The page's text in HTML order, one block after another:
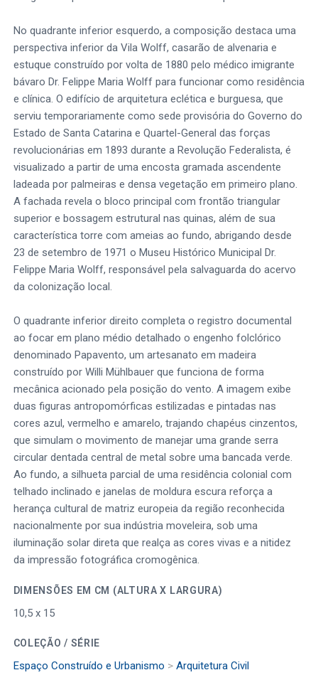
No quadrante inferior esquerdo, a composição destaca uma
perspectiva inferior da Vila Wolff, casarão de alvenaria e
estuque construído por volta de 1880 pelo médico imigrante
bávaro Dr. Felippe Maria Wolff para funcionar como residência
e clínica. O edifício de arquitetura eclética e burguesa, que
serviu temporariamente como sede provisória do Governo do
Estado de Santa Catarina e Quartel-General das forças
revolucionárias em 1893 durante a Revolução Federalista, é
visualizado a partir de uma encosta gramada ascendente
ladeada por palmeiras e densa vegetação em primeiro plano.
A fachada revela o bloco principal com frontão triangular
superior e bossagem estrutural nas quinas, além de sua
característica torre com ameias ao fundo, abrigando desde
23 de setembro de 1971 o Museu Histórico Municipal Dr.
Felippe Maria Wolff, responsável pela salvaguarda do acervo
da colonização local.
O quadrante inferior direito completa o registro documental
ao focar em plano médio detalhado o engenho folclórico
denominado Papavento, um artesanato em madeira
construído por Willi Mühlbauer que funciona de forma
mecânica acionado pela posição do vento. A imagem exibe
duas figuras antropomórficas estilizadas e pintadas nas
cores azul, vermelho e amarelo, trajando chapéus cinzentos,
que simulam o movimento de manejar uma grande serra
circular dentada central de metal sobre uma bancada verde.
Ao fundo, a silhueta parcial de uma residência colonial com
telhado inclinado e janelas de moldura escura reforça a
herança cultural de matriz europeia da região reconhecida
nacionalmente por sua indústria moveleira, sob uma
iluminação solar direta que realça as cores vivas e a nitidez
da impressão fotográfica cromogênica.
DIMENSÕES EM CM (ALTURA X LARGURA)
10,5 x 15
COLEÇÃO / SÉRIE
Espaço Construído e Urbanismo > Arquitetura Civil